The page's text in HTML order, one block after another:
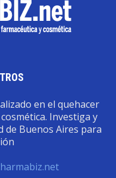
en el quehacer
Investiga y
de Buenos Aires para